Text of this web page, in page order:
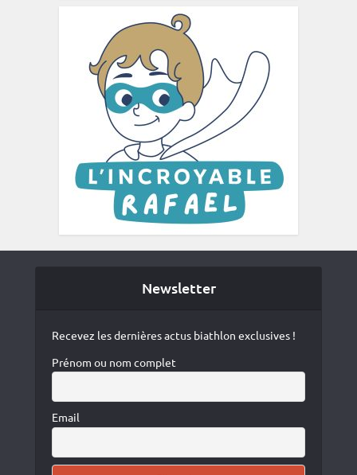
Newsletter
Recevez les dernières actus biathlon exclusives !
Prénom ou nom complet
Email